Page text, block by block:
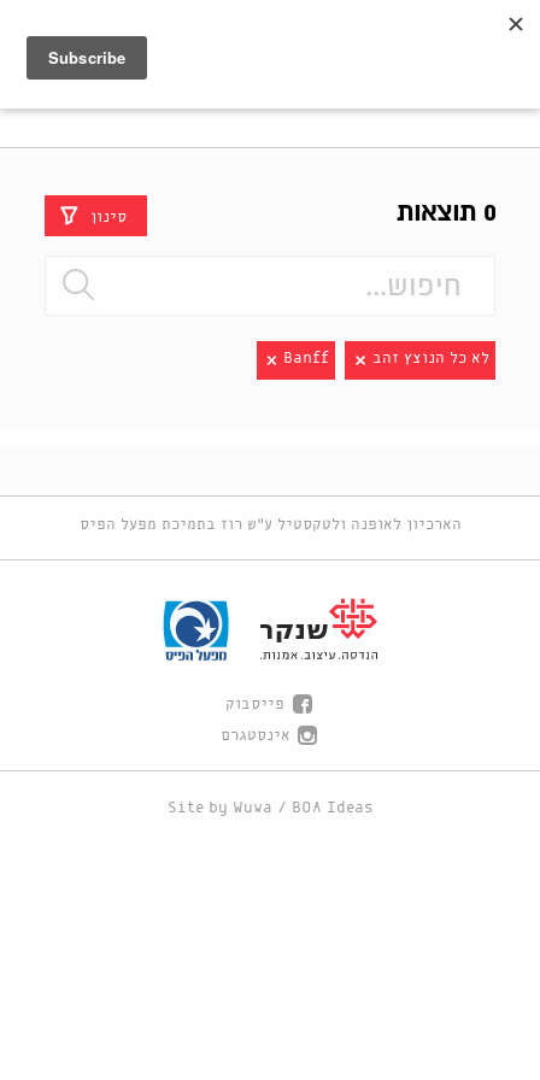
0 תוצאות סינון
לא כל הנוצץ זהב Banff
הארכיון לאופנה ולטקסטיל ע"ש רוז בתמיכת מפעל הפיס
פייסבוק
אינסטגרם
Site by Wuwa / BOA Ideas